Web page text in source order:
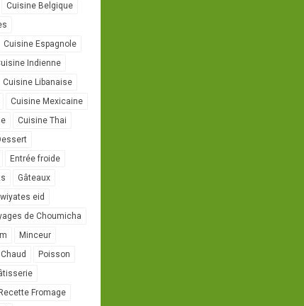
Cuisine Belgique
Cuisine Espagnole
Indienne
Cuisine Libanaise
Cuisine Mexicaine
Cuisine Thai
Entrée froide
Gâteaux
eid
de Choumicha
Minceur
Poisson
Recette Fromage